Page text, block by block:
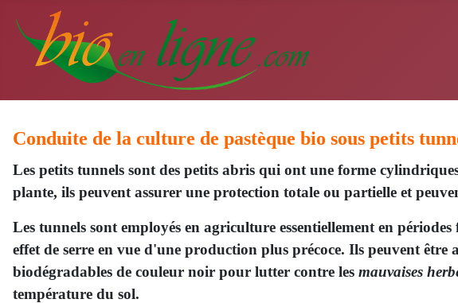
Conduite de la culture de pastèque bio sous petits
Les petits tunnels sont des petits abris qui ont une forme
plante, ils peuvent assurer une protection totale ou partielle et
Les tunnels sont employés en agriculture essentiellement en
effet de serre en vue d'une production plus précoce. Ils peuvent être
biodégradables de couleur noir pour lutter contre les mauvaises
température du sol.